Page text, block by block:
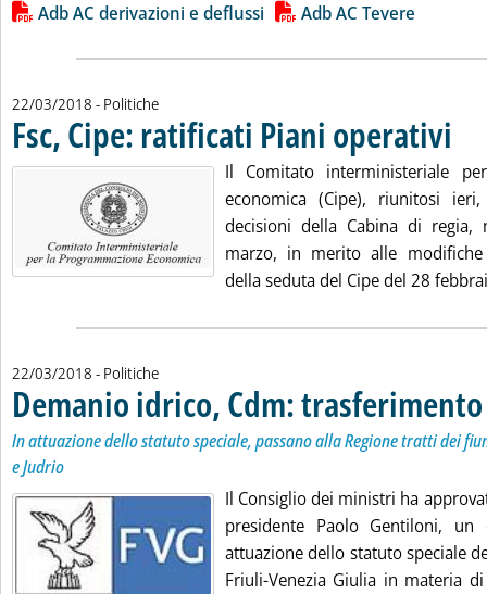
Lista allegati PDF alla notizia
Adb AC derivazioni e deflussi Adb AC Tevere
22/03/2018 - Politiche
Fsc, Cipe: ratificati Piani operativi
Il Comitato interministeriale
economica (Cipe), riunitosi
decisioni della Cabina di
marzo, in merito alle
della seduta del Cipe del 28
22/03/2018 - Politiche
Demanio idrico, Cdm:
In attuazione dello statuto speciale, passano alla Regione tratti dei
e Judrio
Il Consiglio dei ministri ha
presidente Paolo Gentiloni, un
attuazione dello statuto speciale
Friuli-Venezia Giulia in materia